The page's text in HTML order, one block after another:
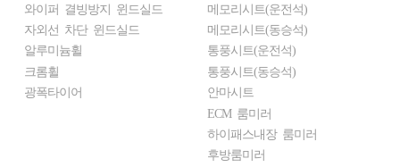
와이퍼 결빙방지 윈드실드
자외선 차단 윈드실드
알루미늄휠
크롬휠
광폭타이어
메모리시트(운전석)
메모리시트(동승석)
통풍시트(운전석)
통풍시트(동승석)
안마시트
ECM 룸미러
하이패스내장 룸미러
후방룸미러